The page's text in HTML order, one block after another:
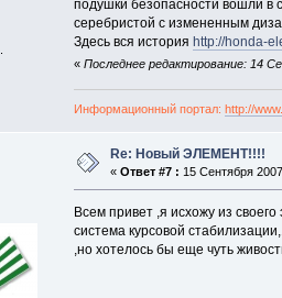
подушки безопасности вошли в
серебристой с измененным
Здесь вся история http://honda-
«Последнее редактирование: 14
Информационный портал: http://
Re: Новый ЭЛЕМЕНТ!!!!
« Ответ #7 : 15 Сентября
Всем привет ,я исхожу из
система курсовой
,но хотелось бы еще чуть